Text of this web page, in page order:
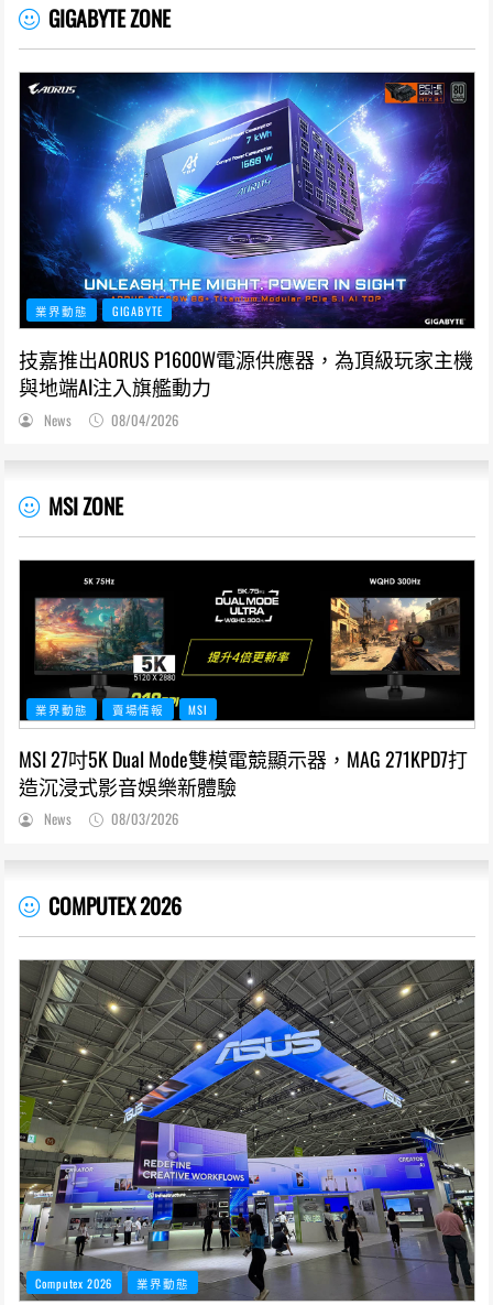
GIGABYTE ZONE
業界動態 GIGABYTE
技嘉推出AORUS P1600W電源供應器，為頂級玩家主機
與地端AI注入旗艦動力
News 08/04/2026
MSI ZONE
業界動態 賣場情報 MSI
MSI 27吋5K Dual Mode雙模電競顯示器，MAG 271KPD7打
造沉浸式影音娛樂新體驗
News 08/03/2026
COMPUTEX 2026
Computex 2026 業界動態